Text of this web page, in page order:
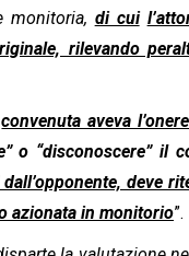
monitoria, di cui
rilevando
convenuta aveva
o “disconoscere” il
deve
azionata in monitorio”.